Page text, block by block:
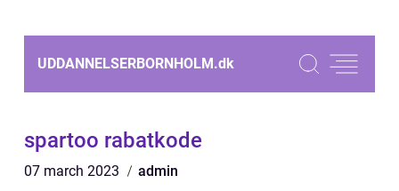
UDDANNELSERBORNHOLM.dk
spartoo rabatkode
07 march 2023 admin